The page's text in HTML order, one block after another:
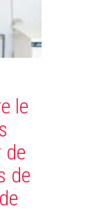
le
de
de